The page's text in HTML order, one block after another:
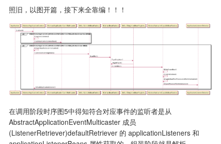
照旧，以图开篇，接下来全靠编！！！
在调用阶段时序图5中得知符合对应事件的监听者是从
AbstractApplicationEventMulticaster 成员
(ListenerRetriever)defaultRetriever 的 applicationListeners 和